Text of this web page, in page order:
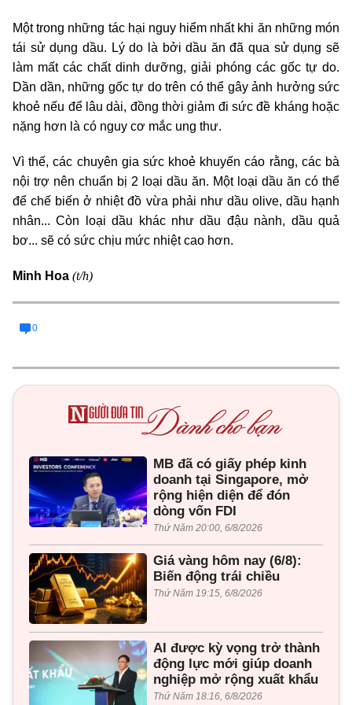
Một trong những tác hại nguy hiểm nhất khi ăn những món
tái sử dụng dầu. Lý do là bởi dầu ăn đã qua sử dụng sẽ
làm mất các chất dinh dưỡng, giải phóng các gốc tự do.
Dần dần, những gốc tự do trên có thể gây ảnh hưởng sức
khoẻ nếu để lâu dài, đồng thời giảm đi sức đề kháng hoặc
nặng hơn là có nguy cơ mắc ung thư.
Vì thế, các chuyên gia sức khoẻ khuyến cáo rằng, các bà
nội trợ nên chuẩn bị 2 loại dầu ăn. Một loại dầu ăn có thể
để chế biến ở nhiệt đồ vừa phải như dầu olive, dầu hạnh
nhân... Còn loại dầu khác như dầu đậu nành, dầu quả
bơ... sẽ có sức chịu mức nhiệt cao hơn.
Minh Hoa (t/h)
0
MB đã có giấy phép kinh
doanh tại Singapore, mở
rộng hiện diện để đón
dòng vốn FDI
Thứ Năm 20:00, 6/8/2026
Giá vàng hôm nay (6/8):
Biến động trái chiều
Thứ Năm 19:15, 6/8/2026
AI được kỳ vọng trở thành
động lực mới giúp doanh
nghiệp mở rộng xuất khẩu
Thứ Năm 18:16, 6/8/2026